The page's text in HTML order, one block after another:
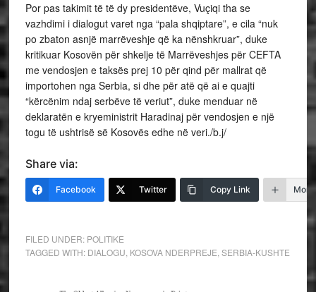
Por pas takimit të të dy presidentëve, Vuçiqi tha se
vazhdimi i dialogut varet nga “pala shqiptare”, e cila “nuk
po zbaton asnjë marrëveshje që ka nënshkruar”, duke
kritikuar Kosovën për shkelje të Marrëveshjes për CEFTA
me vendosjen e taksës prej 10 për qind për mallrat që
importohen nga Serbia, si dhe për atë që ai e quajti
“kërcënim ndaj serbëve të veriut”, duke menduar në
deklaratën e kryeministrit Haradinaj për vendosjen e një
togu të ushtrisë së Kosovës edhe në veri./b.j/
Share via:
Facebook Twitter Copy Link More
FILED UNDER: POLITIKE
TAGGED WITH: DIALOGU KOSOVA NDERPREJE SERBIA-KUSHTE